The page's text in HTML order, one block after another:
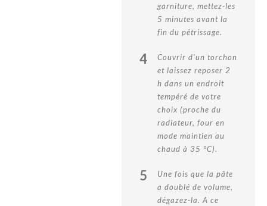
garniture, mettez-les
5 minutes avant la
fin du pétrissage.
4
Couvrir d'un torchon
et laissez reposer 2
h dans un endroit
tempéré de votre
choix (proche du
radiateur, four en
mode maintien au
chaud à 35 °C).
5
Une fois que la pâte
a doublé de volume,
dégazez-la. A ce